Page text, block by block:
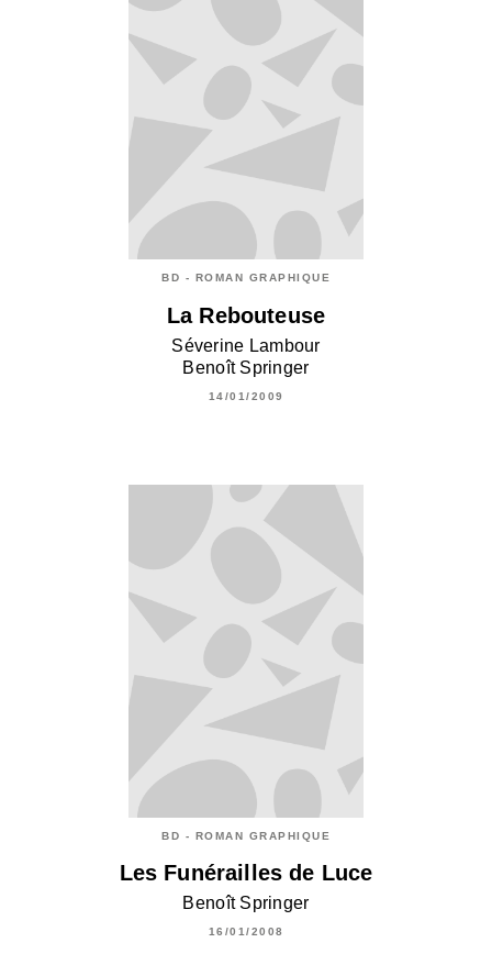
BD - ROMAN GRAPHIQUE
La Rebouteuse
Séverine Lambour
Benoît Springer
14/01/2009
BD - ROMAN GRAPHIQUE
Les Funérailles de Luce
Benoît Springer
16/01/2008